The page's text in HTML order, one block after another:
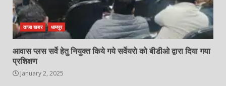
ताजा खबर धामपुर
आवास प्लस सर्वे हेतु नियुक्त किये गये सर्वेयरो को बीडीओ द्वारा दिया गया
प्रशिक्षण
January 2, 2025